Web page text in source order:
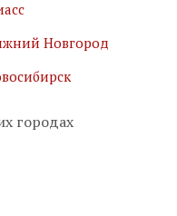
персональных
Новгород
городах